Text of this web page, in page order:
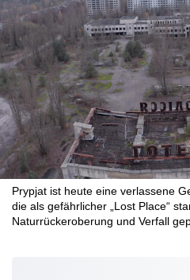
Prypjat ist heute eine verlassene
die als gefährlicher „Lost Place“
Naturrückeroberung und Verfall